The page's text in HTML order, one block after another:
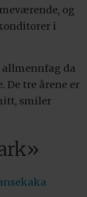
og
i
allmennfag da
De tre årene er
smiler